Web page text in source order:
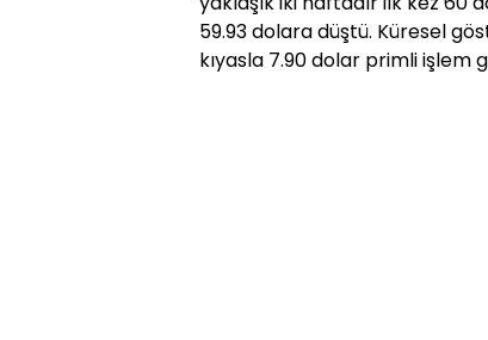
59.93 dolara düştü. Küresel
kıyasla 7.90 dolar primli işlem